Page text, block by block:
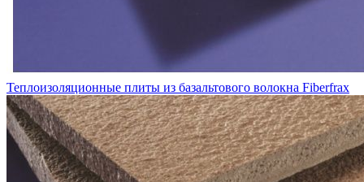
Теплоизоляционные плиты из базальтового волокна Fiberfrax